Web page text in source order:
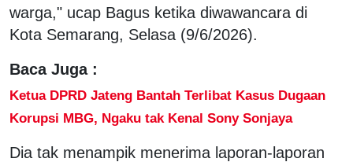
warga," ucap Bagus ketika diwawancara di
Kota Semarang, Selasa (9/6/2026).
Baca Juga :
Ketua DPRD Jateng Bantah Terlibat Kasus Dugaan
Korupsi MBG, Ngaku tak Kenal Sony Sonjaya
Dia tak menampik menerima laporan-laporan